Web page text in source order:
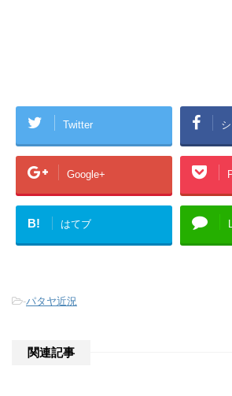
Twitter
Google+
B! はてブ
-パタヤ近況
関連記事